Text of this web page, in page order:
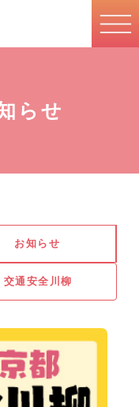
らせ
お知らせ
交通安全川柳